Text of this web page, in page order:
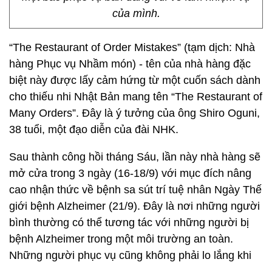
của mình.
“The Restaurant of Order Mistakes” (tạm dịch: Nhà
hàng Phục vụ Nhầm món) - tên của nhà hàng đặc
biệt này được lấy cảm hứng từ một cuốn sách dành
cho thiếu nhi Nhật Bản mang tên “The Restaurant of
Many Orders”. Đây là ý tưởng của ông Shiro Oguni,
38 tuổi, một đạo diễn của đài NHK.
Sau thành công hồi tháng Sáu, lần này nhà hàng sẽ
mở cửa trong 3 ngày (16-18/9) với mục đích nâng
cao nhận thức về bệnh sa sút trí tuệ nhân Ngày Thế
giới bệnh Alzheimer (21/9). Đây là nơi những người
bình thường có thể tương tác với những người bị
bệnh Alzheimer trong một môi trường an toàn.
Những người phục vụ cũng không phải lo lắng khi